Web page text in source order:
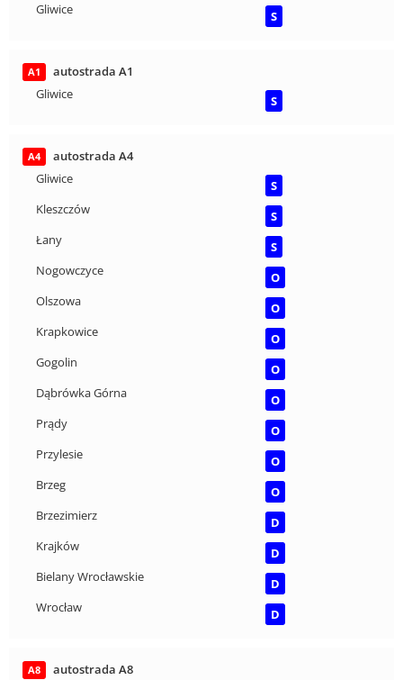
Gliwice
S
A1
autostrada A1
Gliwice
S
A4
autostrada A4
Gliwice
S
Kleszczów
S
Łany
S
Nogowczyce
O
Olszowa
O
Krapkowice
O
Gogolin
O
Dąbrówka Górna
O
Prądy
O
Przylesie
O
Brzeg
O
Brzezimierz
D
Krajków
D
Bielany Wrocławskie
D
Wrocław
D
A8
autostrada A8